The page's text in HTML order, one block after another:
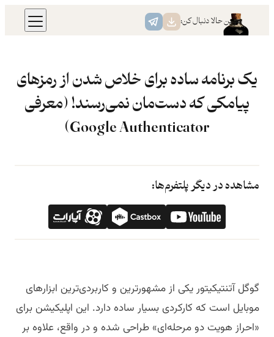
محتوا
همین حالا دنبال کن:
یک برنامه ساده برای خلاص شدن از رمزهای
پیامکی که دست‌مان نمی‌رسند! (معرفی
Google Authenticator)
مشاهده در دیگر پلتفرم‌ها:
گوگل آتنتیکیتور یکی از مشهورترین و کاربردی‌ترین ابزارهای
موبایل است که کارکردی بسیار ساده دارد. این اپلیکیشن برای
«احراز هویت دو مرحله‌ای» طراحی شده و در واقع، علاوه بر